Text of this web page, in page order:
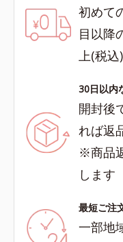
初めて
目以降
上(税
30日以内
開封後
れば返
※商品
します
最短ご注
一部地